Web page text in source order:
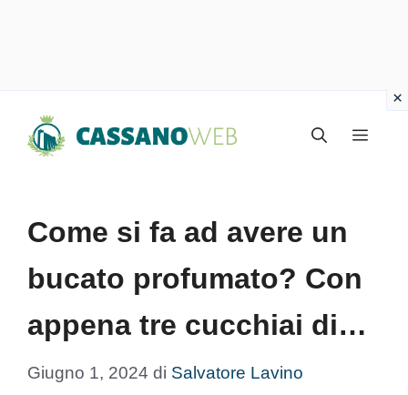
Menu
Come si fa ad avere un
bucato profumato? Con
appena tre cucchiai di…
Giugno 1, 2024 di Salvatore Lavino